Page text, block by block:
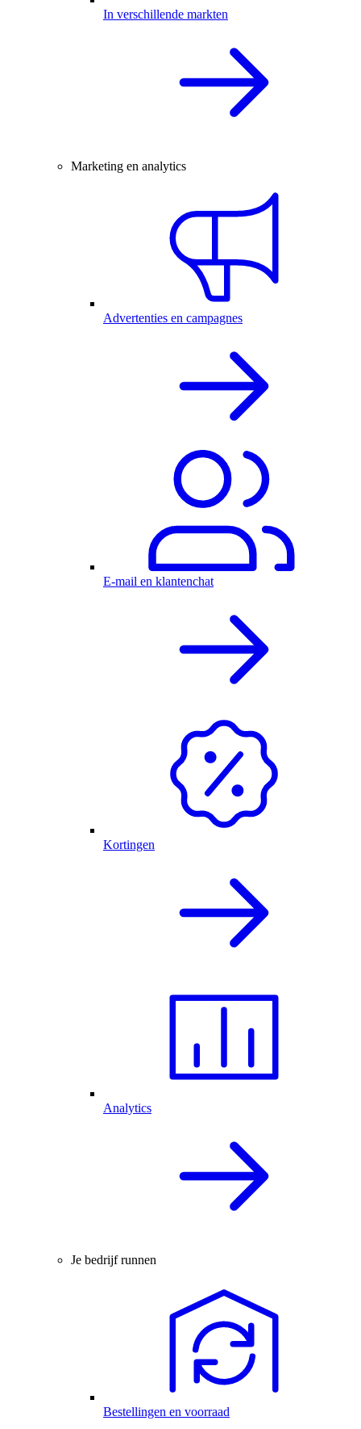
In verschillende markten
Marketing en analytics
Advertenties en campagnes
E-mail en klantenchat
Kortingen
Analytics
Je bedrijf runnen
Bestellingen en voorraad